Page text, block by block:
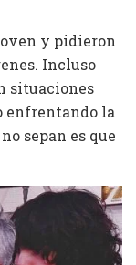
y pidieron
Incluso
situaciones
enfrentando la
sepan es que